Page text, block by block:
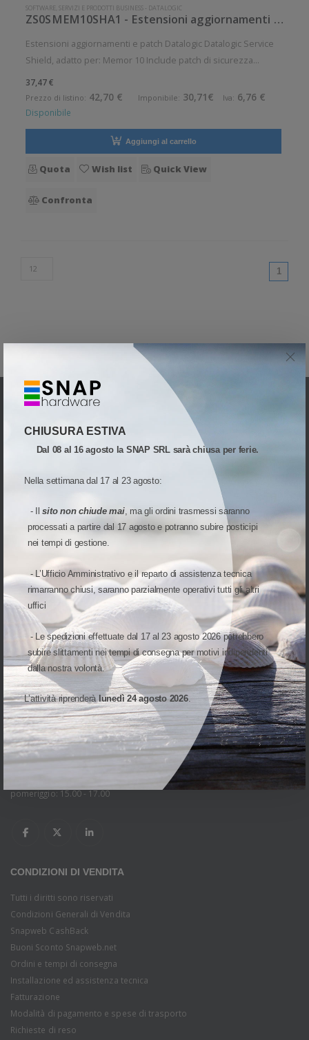
CHIUSURA ESTIVA
Dal 08 al 16 agosto la SNAP SRL sarà chiusa per ferie.
Nella settimana dal 17 al 23 agosto:
- Ilsito non chiude mai, ma gli ordini trasmessi saranno
processati a partire dal 17 agosto e potranno subire posticipi
nei tempi di gestione.
- L’Ufficio Amministrativo e il reparto di assistenza tecnica
rimarranno chiusi, saranno parzialmente operativi tutti gli altri
uffici
- Le spedizioni effettuate dal 17 al 23 agosto 2026 potrebbero
subire slittamenti nei tempi di consegna per motivi indipendenti
dalla nostra volontà.
L’attività riprenderàlunedì 24 agosto 2026.
SOFTWARE, SERVIZI E PRODOTTI BUSINESS - DATALOGIC
ZS0SMEM10SHA1 - Estensioni aggiornamenti e patch Datalogic
Estensioni aggiornamenti e patch Datalogic Datalogic Service
Shield, adatto per: Memor 10 Include patch di sicurezza
trimestrali, un aggiornamento di una versione principale di
Android. Durata contratto: 1 anno
37,47 €
Prezzo di listino: 42,70 € Imponibile: 30,71€ Iva: 6,76 €
Disponibile
Aggiungi al carrello
Quota Wish list Quick View
Confronta
1
INDIRIZZO:
Via Cap. Luca Mazzella, 40-44
82100 Benevento(BN)
PARTITA IVA:
01066160621
TELEFONO:
+39 0824 1815960
21080
PEC:
snap@pec.snapsrl.it
SDI:
SUBM70N
ORARI DI APERTURA UFFICI:
Lunedi - Venerdì
mattina: 9.00 - 13.30
pomeriggio: 15.00 - 18.30
ORARI DI APERTURA MAGAZZINO:
pomeriggio: 15.00 - 17.00
CONDIZIONI DI VENDITA
Tutti i diritti sono riservati
Condizioni Generali di Vendita
Snapweb CashBack
Buoni Sconto Snapweb.net
Ordini e tempi di consegna
Installazione ed assistenza tecnica
Fatturazione
Modalità di pagamento e spese di trasporto
Richieste di reso